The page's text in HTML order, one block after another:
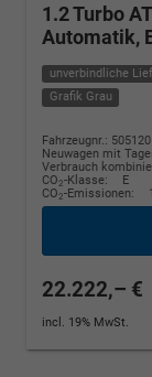
1.2 Turbo
Automatik,
unverbindliche
Grafik Grau
Fahrzeugnr.: 505120
Neuwagen mit
Verbrauch
CO2-Klasse:
E
CO2-Emissionen:
22.222,– €
incl. 19% MwSt.